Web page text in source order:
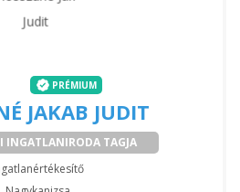
PRÉMIUM
JAKAB JUDIT
INGATLANIRODA TAGJA